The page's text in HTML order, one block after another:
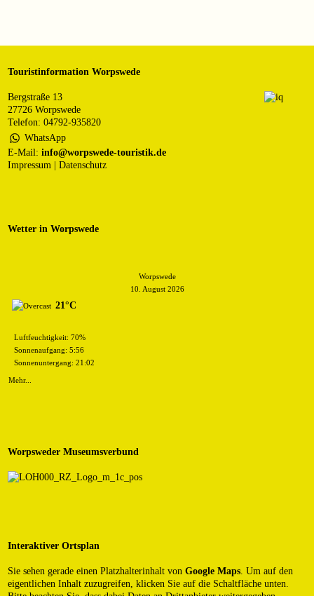
Touristinformation Worpswede
Bergstraße 13
27726 Worpswede
Telefon: 04792-935820
WhatsApp
E-Mail:info@worpswede-touristik.de
Impressum |Datenschutz
Wetter in Worpswede
Worpswede
10. August 2026
21°C
Luftfeuchtigkeit: 70%
Sonnenaufgang: 5:56
Sonnenuntergang: 21:02
Mehr...
Worpsweder Museumsverbund
Interaktiver Ortsplan
Sie sehen gerade einen Platzhalterinhalt vonGoogle Maps. Um auf den
eigentlichen Inhalt zuzugreifen, klicken Sie auf die Schaltfläche unten.